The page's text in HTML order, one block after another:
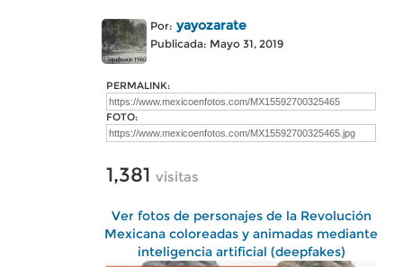
Por: yayozarate
Publicada: Mayo 31, 2019
PERMALINK:
FOTO:
1,381 visitas
Ver fotos de personajes de la Revolución
Mexicana coloreadas y animadas mediante
inteligencia artificial (deepfakes)